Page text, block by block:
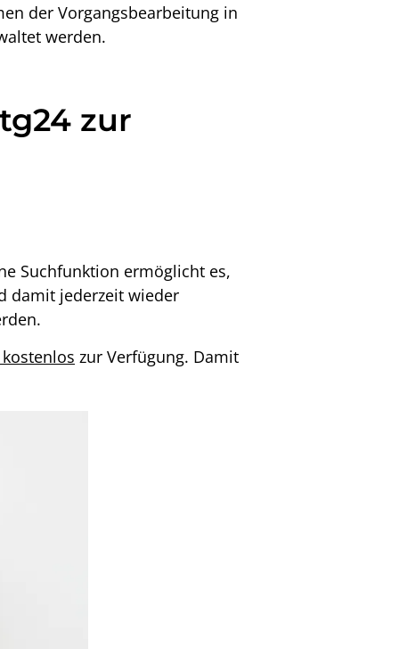
der Vorgangsbearbeitung in
werden.
zur
Suchfunktion ermöglicht es,
damit jederzeit wieder
zur Verfügung. Damit